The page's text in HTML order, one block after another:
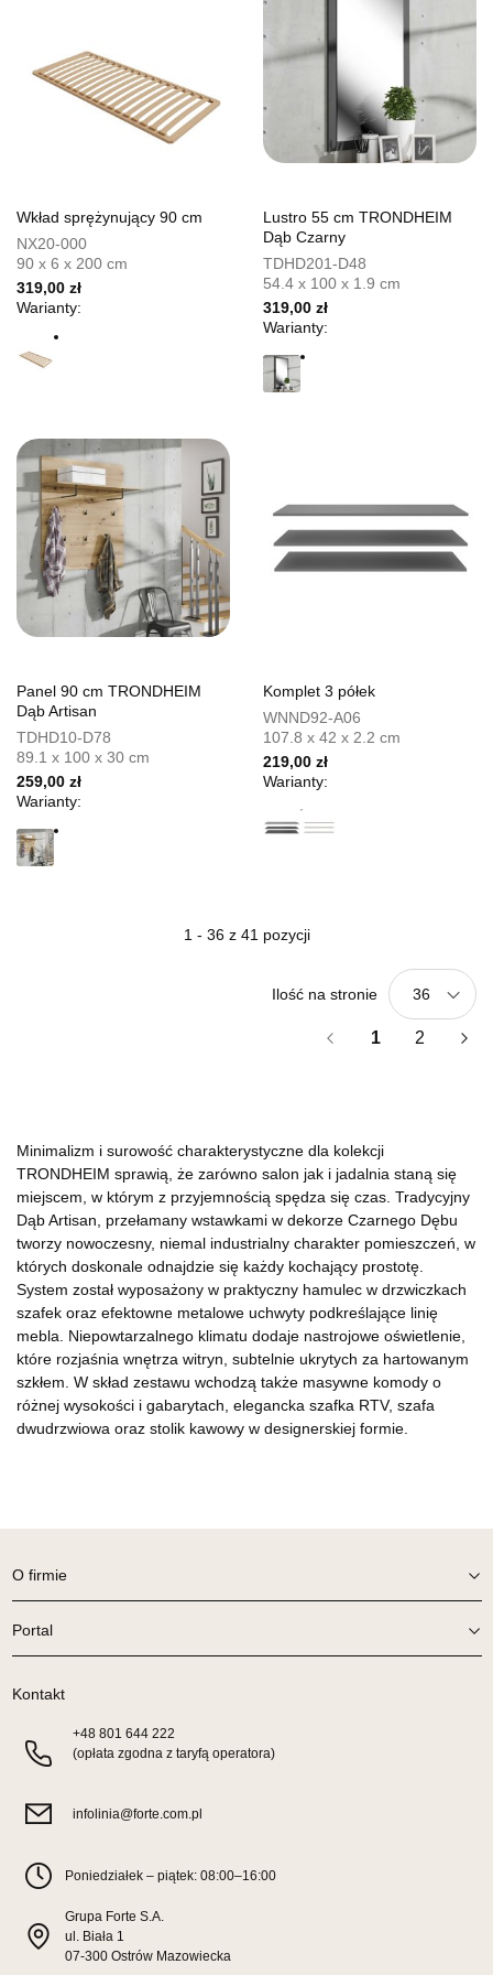
Wkład sprężynujący 90 cm
NX20-000
90 x 6 x 200 cm
319,00 zł
Warianty:
Lustro 55 cm TRONDHEIM
Dąb Czarny
TDHD201-D48
54.4 x 100 x 1.9 cm
319,00 zł
Warianty:
Panel 90 cm TRONDHEIM
Dąb Artisan
TDHD10-D78
89.1 x 100 x 30 cm
259,00 zł
Warianty:
Komplet 3 półek
WNND92-A06
107.8 x 42 x 2.2 cm
219,00 zł
Warianty:
1 - 36 z 41 pozycji
Ilość na stronie 36
1 2
Minimalizm i surowość charakterystyczne dla kolekcji
TRONDHEIM sprawią, że zarówno salon jak i jadalnia staną się
miejscem, w którym z przyjemnością spędza się czas. Tradycyjny
Dąb Artisan, przełamany wstawkami w dekorze Czarnego Dębu
tworzy nowoczesny, niemal industrialny charakter pomieszczeń, w
których doskonale odnajdzie się każdy kochający prostotę.
System został wyposażony w praktyczny hamulec w drzwiczkach
szafek oraz efektowne metalowe uchwyty podkreślające linię
mebla. Niepowtarzalnego klimatu dodaje nastrojowe oświetlenie,
które rozjaśnia wnętrza witryn, subtelnie ukrytych za hartowanym
szkłem. W skład zestawu wchodzą także masywne komody o
różnej wysokości i gabarytach, elegancka szafka RTV, szafa
dwudrzwiowa oraz stolik kawowy w designerskiej formie.
O firmie
Portal
Kontakt
+48 801 644 222
(opłata zgodna z taryfą operatora)
infolinia@forte.com.pl
Poniedziałek – piątek: 08:00–16:00
Grupa Forte S.A.
ul. Biała 1
07-300 Ostrów Mazowiecka